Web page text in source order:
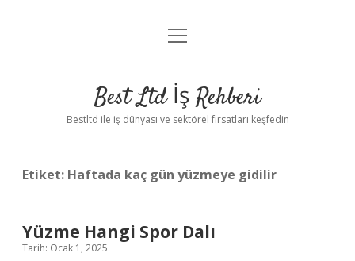
Anasayfa
Yasal Uyarı
menüyü
Best Ltd İş Rehberi
Bestltd ile iş dünyası ve sektörel fırsatları keşfedin
Etiket: Haftada kaç gün yüzmeye gidilir
Yüzme Hangi Spor Dalı
Tarih: Ocak 1, 2025